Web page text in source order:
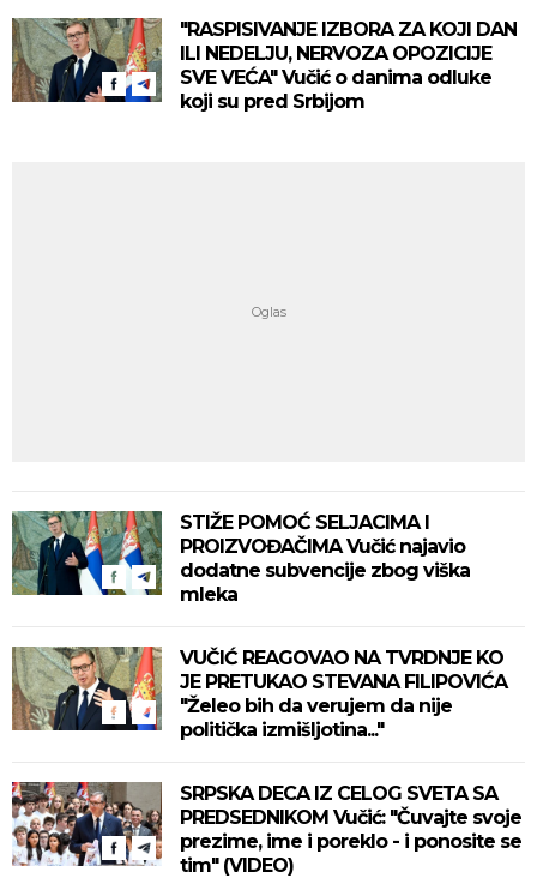
"RASPISIVANJE IZBORA ZA KOJI DAN
ILI NEDELJU, NERVOZA OPOZICIJE
SVE VEĆA" Vučić o danima odluke
koji su pred Srbijom
STIŽE POMOĆ SELJACIMA I
PROIZVOĐAČIMA Vučić najavio
dodatne subvencije zbog viška
mleka
VUČIĆ REAGOVAO NA TVRDNJE KO
JE PRETUKAO STEVANA FILIPOVIĆA
"Želeo bih da verujem da nije
politička izmišljotina..."
SRPSKA DECA IZ CELOG SVETA SA
PREDSEDNIKOM Vučić: "Čuvajte svoje
prezime, ime i poreklo - i ponosite se
tim" (VIDEO)